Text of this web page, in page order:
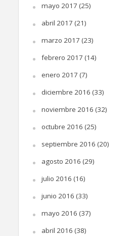
mayo 2017 (25)
abril 2017 (21)
marzo 2017 (23)
febrero 2017 (14)
enero 2017 (7)
diciembre 2016 (33)
noviembre 2016 (32)
octubre 2016 (25)
septiembre 2016 (20)
agosto 2016 (29)
julio 2016 (16)
junio 2016 (33)
mayo 2016 (37)
abril 2016 (38)